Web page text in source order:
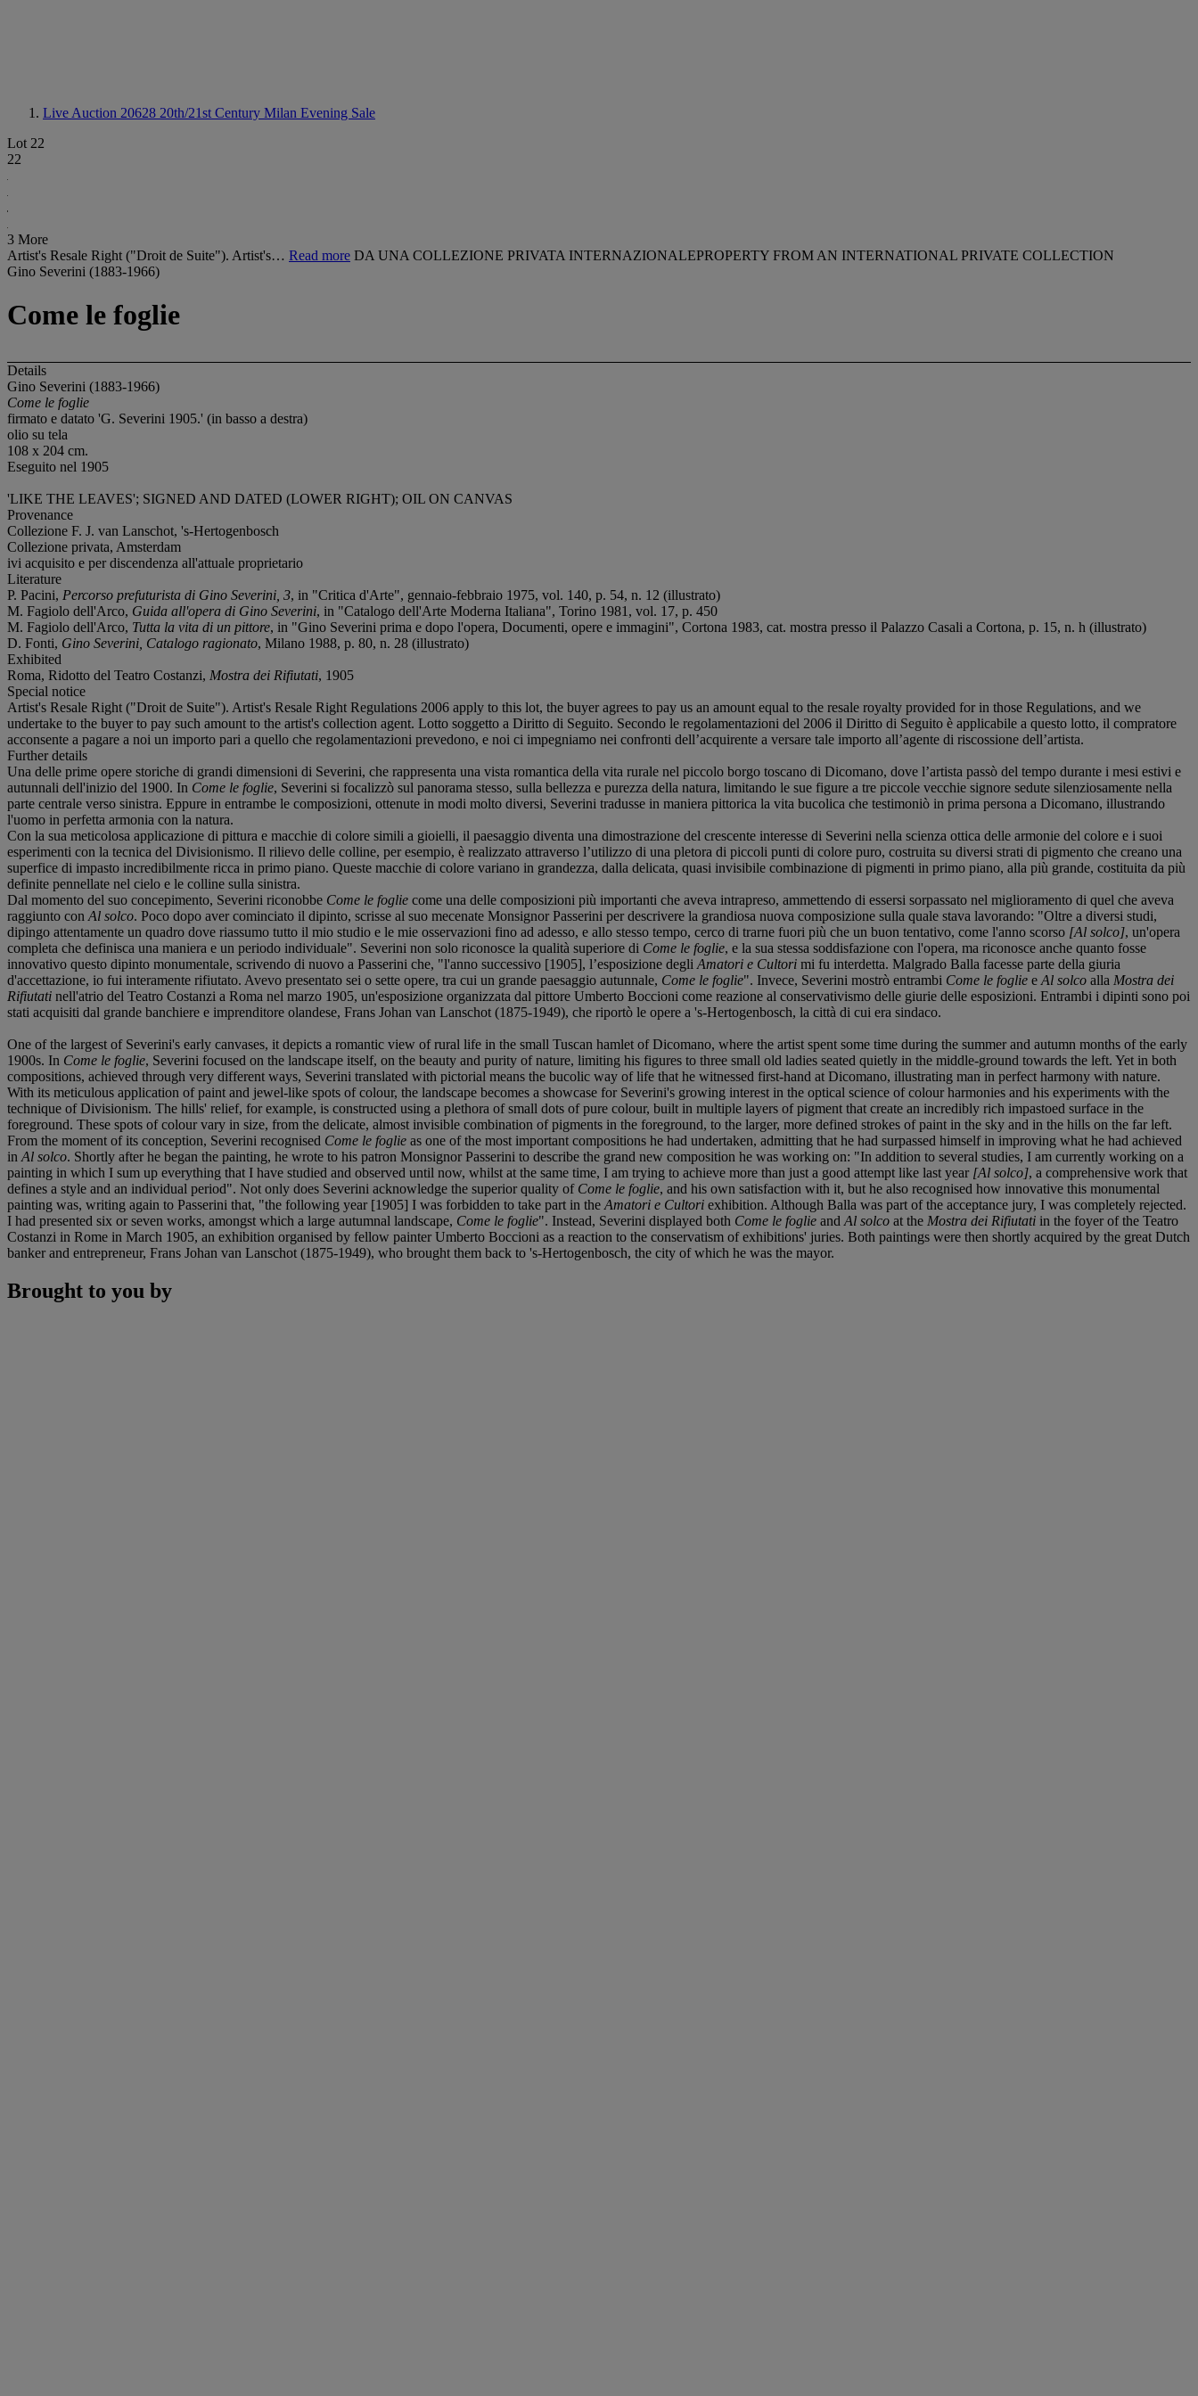
Live Auction 20628 20th/21st Century Milan Evening Sale
Lot 22
22
3 More
Artist's Resale Right ("Droit de Suite"). Artist's… Read more DA UNA COLLEZIONE PRIVATA INTERNAZIONALEPROPERTY FROM AN INTERNATIONAL PRIVATE COLLECTION
Gino Severini (1883-1966)
Come le foglie
Details
Gino Severini (1883-1966)
Come le foglie
firmato e datato 'G. Severini 1905.' (in basso a destra)
olio su tela
108 x 204 cm.
Eseguito nel 1905
'LIKE THE LEAVES'; SIGNED AND DATED (LOWER RIGHT); OIL ON CANVAS
Provenance
Collezione F. J. van Lanschot, 's-Hertogenbosch
Collezione privata, Amsterdam
ivi acquisito e per discendenza all'attuale proprietario
Literature
P. Pacini, Percorso prefuturista di Gino Severini, 3, in "Critica d'Arte", gennaio-febbraio 1975, vol. 140, p. 54, n. 12 (illustrato)
M. Fagiolo dell'Arco, Guida all'opera di Gino Severini, in "Catalogo dell'Arte Moderna Italiana", Torino 1981, vol. 17, p. 450
M. Fagiolo dell'Arco, Tutta la vita di un pittore, in "Gino Severini prima e dopo l'opera, Documenti, opere e immagini", Cortona 1983, cat. mostra presso il Palazzo Casali a Cortona, p. 15, n. h (illustrato)
D. Fonti, Gino Severini, Catalogo ragionato, Milano 1988, p. 80, n. 28 (illustrato)
Exhibited
Roma, Ridotto del Teatro Costanzi, Mostra dei Rifiutati, 1905
Special notice
Artist's Resale Right ("Droit de Suite"). Artist's Resale Right Regulations 2006 apply to this lot, the buyer agrees to pay us an amount equal to the resale royalty provided for in those Regulations, and we
undertake to the buyer to pay such amount to the artist's collection agent. Lotto soggetto a Diritto di Seguito. Secondo le regolamentazioni del 2006 il Diritto di Seguito è applicabile a questo lotto, il compratore
acconsente a pagare a noi un importo pari a quello che regolamentazioni prevedono, e noi ci impegniamo nei confronti dell’acquirente a versare tale importo all’agente di riscossione dell’artista.
Further details
Una delle prime opere storiche di grandi dimensioni di Severini, che rappresenta una vista romantica della vita rurale nel piccolo borgo toscano di Dicomano, dove l’artista passò del tempo durante i mesi estivi e
autunnali dell'inizio del 1900. In Come le foglie, Severini si focalizzò sul panorama stesso, sulla bellezza e purezza della natura, limitando le sue figure a tre piccole vecchie signore sedute silenziosamente nella
parte centrale verso sinistra. Eppure in entrambe le composizioni, ottenute in modi molto diversi, Severini tradusse in maniera pittorica la vita bucolica che testimoniò in prima persona a Dicomano, illustrando
l'uomo in perfetta armonia con la natura.
Con la sua meticolosa applicazione di pittura e macchie di colore simili a gioielli, il paesaggio diventa una dimostrazione del crescente interesse di Severini nella scienza ottica delle armonie del colore e i suoi
esperimenti con la tecnica del Divisionismo. Il rilievo delle colline, per esempio, è realizzato attraverso l’utilizzo di una pletora di piccoli punti di colore puro, costruita su diversi strati di pigmento che creano una
superfice di impasto incredibilmente ricca in primo piano. Queste macchie di colore variano in grandezza, dalla delicata, quasi invisibile combinazione di pigmenti in primo piano, alla più grande, costituita da più
definite pennellate nel cielo e le colline sulla sinistra.
Dal momento del suo concepimento, Severini riconobbe Come le foglie come una delle composizioni più importanti che aveva intrapreso, ammettendo di essersi sorpassato nel miglioramento di quel che aveva
raggiunto con Al solco. Poco dopo aver cominciato il dipinto, scrisse al suo mecenate Monsignor Passerini per descrivere la grandiosa nuova composizione sulla quale stava lavorando: "Oltre a diversi studi,
dipingo attentamente un quadro dove riassumo tutto il mio studio e le mie osservazioni fino ad adesso, e allo stesso tempo, cerco di trarne fuori più che un buon tentativo, come l'anno scorso [Al solco], un'opera
completa che definisca una maniera e un periodo individuale". Severini non solo riconosce la qualità superiore di Come le foglie, e la sua stessa soddisfazione con l'opera, ma riconosce anche quanto fosse
innovativo questo dipinto monumentale, scrivendo di nuovo a Passerini che, "l'anno successivo [1905], l’esposizione degli Amatori e Cultori mi fu interdetta. Malgrado Balla facesse parte della giuria
d'accettazione, io fui interamente rifiutato. Avevo presentato sei o sette opere, tra cui un grande paesaggio autunnale, Come le foglie". Invece, Severini mostrò entrambi Come le foglie e Al solco alla Mostra dei
Rifiutati nell'atrio del Teatro Costanzi a Roma nel marzo 1905, un'esposizione organizzata dal pittore Umberto Boccioni come reazione al conservativismo delle giurie delle esposizioni. Entrambi i dipinti sono poi
stati acquisiti dal grande banchiere e imprenditore olandese, Frans Johan van Lanschot (1875-1949), che riportò le opere a 's-Hertogenbosch, la città di cui era sindaco.
One of the largest of Severini's early canvases, it depicts a romantic view of rural life in the small Tuscan hamlet of Dicomano, where the artist spent some time during the summer and autumn months of the early
1900s. In Come le foglie, Severini focused on the landscape itself, on the beauty and purity of nature, limiting his figures to three small old ladies seated quietly in the middle-ground towards the left. Yet in both
compositions, achieved through very different ways, Severini translated with pictorial means the bucolic way of life that he witnessed first-hand at Dicomano, illustrating man in perfect harmony with nature.
With its meticulous application of paint and jewel-like spots of colour, the landscape becomes a showcase for Severini's growing interest in the optical science of colour harmonies and his experiments with the
technique of Divisionism. The hills' relief, for example, is constructed using a plethora of small dots of pure colour, built in multiple layers of pigment that create an incredibly rich impastoed surface in the
foreground. These spots of colour vary in size, from the delicate, almost invisible combination of pigments in the foreground, to the larger, more defined strokes of paint in the sky and in the hills on the far left.
From the moment of its conception, Severini recognised Come le foglie as one of the most important compositions he had undertaken, admitting that he had surpassed himself in improving what he had achieved
in Al solco. Shortly after he began the painting, he wrote to his patron Monsignor Passerini to describe the grand new composition he was working on: "In addition to several studies, I am currently working on a
painting in which I sum up everything that I have studied and observed until now, whilst at the same time, I am trying to achieve more than just a good attempt like last year [Al solco], a comprehensive work that
defines a style and an individual period". Not only does Severini acknowledge the superior quality of Come le foglie, and his own satisfaction with it, but he also recognised how innovative this monumental
painting was, writing again to Passerini that, "the following year [1905] I was forbidden to take part in the Amatori e Cultori exhibition. Although Balla was part of the acceptance jury, I was completely rejected.
I had presented six or seven works, amongst which a large autumnal landscape, Come le foglie". Instead, Severini displayed both Come le foglie and Al solco at the Mostra dei Rifiutati in the foyer of the Teatro
Costanzi in Rome in March 1905, an exhibition organised by fellow painter Umberto Boccioni as a reaction to the conservatism of exhibitions' juries. Both paintings were then shortly acquired by the great Dutch
banker and entrepreneur, Frans Johan van Lanschot (1875-1949), who brought them back to 's-Hertogenbosch, the city of which he was the mayor.
Brought to you by